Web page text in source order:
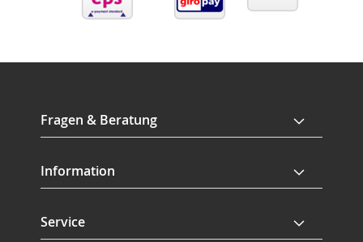
Fragen & Beratung
Information
Service